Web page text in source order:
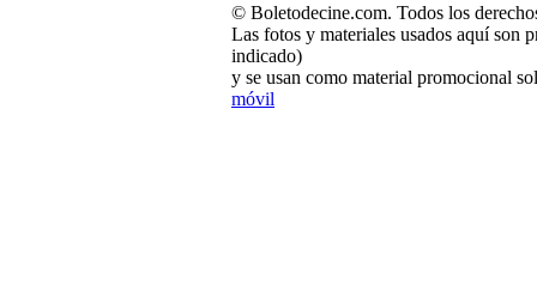
© Boletodecine.com. Todos los
Las fotos y materiales usados aquí son
indicado)
y se usan como material promocional
móvil